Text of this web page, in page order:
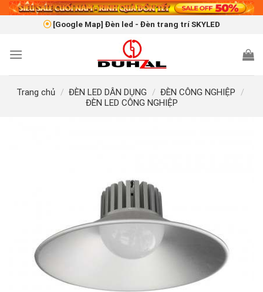
Skip
[Google Map] Đèn led - Đèn trang trí SKYLED
Trang chủ / ĐÈN LED DÂN DỤNG / ĐÈN CÔNG NGHIỆP
/
ĐÈN LED CÔNG NGHIỆP